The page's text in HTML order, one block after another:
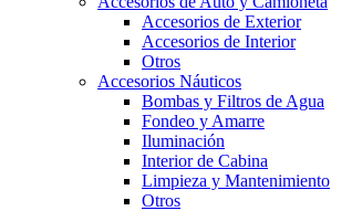
Accesorios de Exterior
Accesorios de Interior
Otros
Accesorios Náuticos
Bombas y Filtros de Agua
Fondeo y Amarre
Iluminación
Interior de Cabina
Limpieza y Mantenimiento
Otros